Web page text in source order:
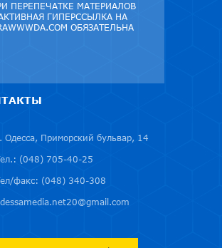
ПЕРЕПЕЧАТКЕ МАТЕРИАЛОВ
ГИПЕРССЫЛКА НА
ОБЯЗАТЕЛЬНА
Одесса, Приморский бульвар, 14
(048) 705-40-25
факс: (048) 340-308